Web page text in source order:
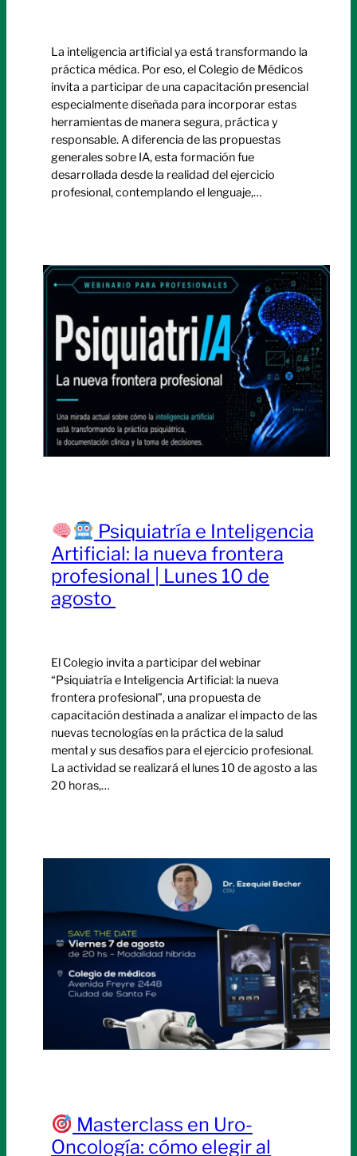
La inteligencia artificial ya está transformando la
práctica médica. Por eso, el Colegio de Médicos
invita a participar de una capacitación presencial
especialmente diseñada para incorporar estas
herramientas de manera segura, práctica y
responsable. A diferencia de las propuestas
generales sobre IA, esta formación fue
desarrollada desde la realidad del ejercicio
profesional, contemplando el lenguaje,…
Psiquiatría e Inteligencia
Artificial: la nueva frontera
profesional | Lunes 10 de
agosto
El Colegio invita a participar del webinar
“Psiquiatría e Inteligencia Artificial: la nueva
frontera profesional”, una propuesta de
capacitación destinada a analizar el impacto de las
nuevas tecnologías en la práctica de la salud
mental y sus desafíos para el ejercicio profesional.
La actividad se realizará el lunes 10 de agosto a las
20 horas,…
Masterclass en Uro-
Oncología: cómo elegir al